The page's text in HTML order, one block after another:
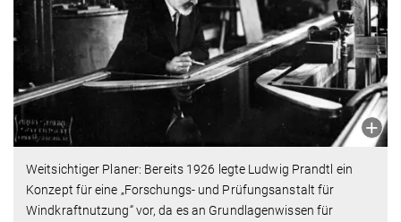
Weitsichtiger Planer: Bereits 1926 legte Ludwig Prandtl ein
Konzept für eine „Forschungs- und Prüfungsanstalt für
Windkraftnutzung“ vor, da es an Grundlagenwissen für